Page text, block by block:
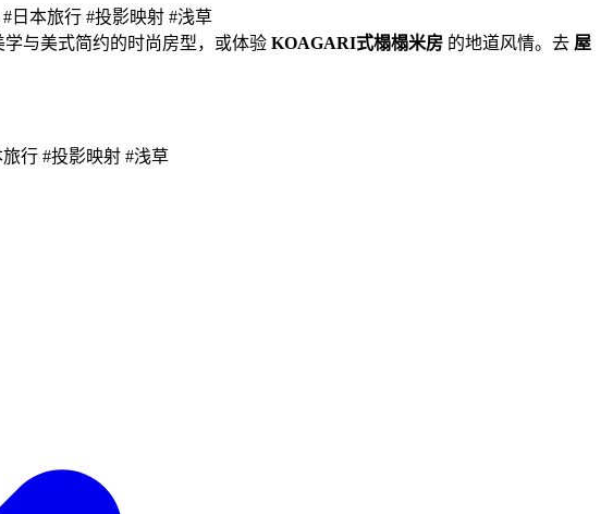
#日本旅行 #投影映射 #浅草
学与美式简约的时尚房型，或体验 KOAGARI式榻榻米房 的地道风情。去 屋
旅行 #投影映射 #浅草